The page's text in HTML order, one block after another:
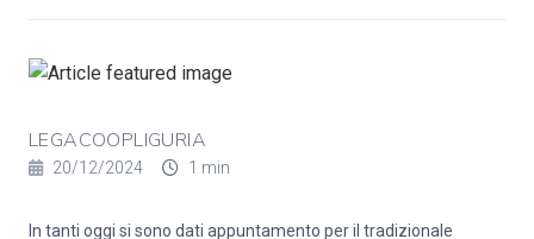
LEGACOOPLIGURIA
20/12/2024 1 min
In tanti oggi si sono dati appuntamento per il tradizionale